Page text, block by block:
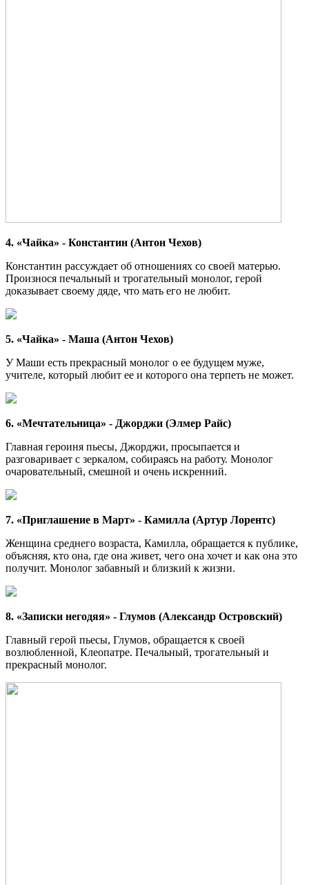
4. «Чайка» - Константин (Антон Чехов)
Константин рассуждает об отношениях со своей матерью.
Произнося печальный и трогательный монолог, герой
доказывает своему дяде, что мать его не любит.
5. «Чайка» - Маша (Антон Чехов)
У Маши есть прекрасный монолог о ее будущем муже,
учителе, который любит ее и которого она терпеть не может.
6. «Мечтательница» - Джорджи (Элмер Райс)
Главная героиня пьесы, Джорджи, просыпается и
разговаривает с зеркалом, собираясь на работу. Монолог
очаровательный, смешной и очень искренний.
7. «Приглашение в Март» - Камилла (Артур Лорентс)
Женщина среднего возраста, Камилла, обращается к публике,
объясняя, кто она, где она живет, чего она хочет и как она это
получит. Монолог забавный и близкий к жизни.
8. «Записки негодяя» - Глумов (Александр Островский)
Главный герой пьесы, Глумов, обращается к своей
возлюбленной, Клеопатре. Печальный, трогательный и
прекрасный монолог.